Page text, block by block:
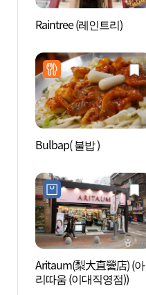
Raintree (레인트리)
Bulbap( 불밥 )
Aritaum(梨大直營店) (아
리따움 (이대직영점))